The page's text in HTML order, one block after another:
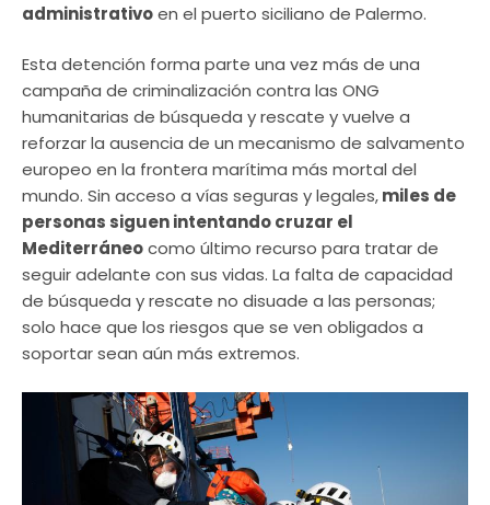
administrativoen el puerto siciliano de Palermo.
Esta detención forma parte una vez más de una
campaña de criminalización contra las ONG
humanitarias de búsqueda y rescate y vuelve a
reforzar la ausencia de un mecanismo de salvamento
europeo en la frontera marítima más mortal del
mundo. Sin acceso a vías seguras y legales,miles de
personas siguen intentando cruzar el
Mediterráneocomo último recurso para tratar de
seguir adelante con sus vidas. La falta de capacidad
de búsqueda y rescate no disuade a las personas;
solo hace que los riesgos que se ven obligados a
soportar sean aún más extremos.